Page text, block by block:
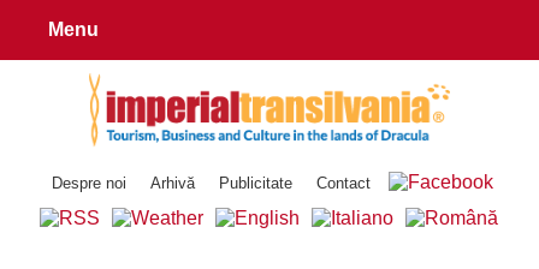
Despre noi Arhivă Publicitate Contact
Menu